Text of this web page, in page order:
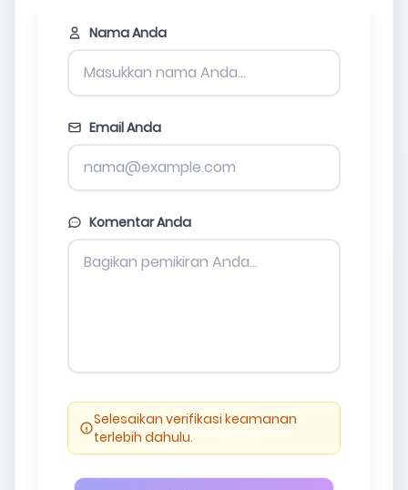
Nama Anda
Email Anda
Komentar Anda
Selesaikan verifikasi keamanan
terlebih dahulu.